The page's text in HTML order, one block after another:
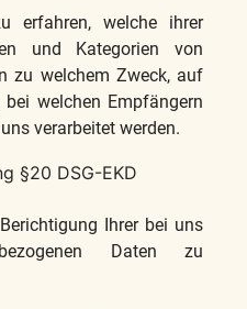
erfahren, welche ihrer
und Kategorien von
zu welchem Zweck, auf
welchen Empfängern
verarbeitet werden.
§20 DSG-EKD
Ihrer bei uns
Daten zu